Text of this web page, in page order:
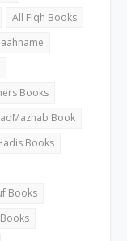
All Fiqh Books
Books
Book
Books
Books